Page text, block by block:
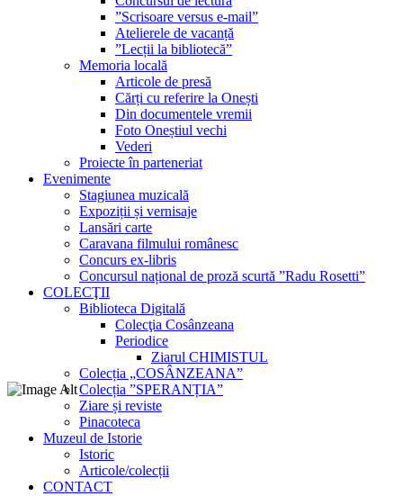
”Scrisoare versus e-mail”
Atelierele de vacanță
”Lecții la bibliotecă”
Memoria locală
Articole de presă
Cărți cu referire la Onești
Din documentele vremii
Foto Oneștiul vechi
Vederi
Proiecte în parteneriat
Evenimente
Stagiunea muzicală
Expoziții și vernisaje
Lansări carte
Caravana filmului românesc
Concurs ex-libris
Concursul național de proză scurtă ”Radu Rosetti”
COLECŢII
Biblioteca Digitală
Colecţia Cosânzeana
Periodice
Ziarul CHIMISTUL
Colecția „COSÂNZEANA”
Colecția ”SPERANȚIA”
Ziare și reviste
Pinacoteca
Muzeul de Istorie
Istoric
Articole/colecții
CONTACT